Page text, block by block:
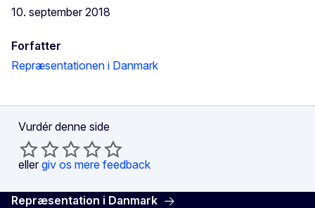
10. september 2018
Forfatter
Repræsentationen i Danmark
Vurdér denne side
eller giv os mere feedback
Repræsentation i Danmark